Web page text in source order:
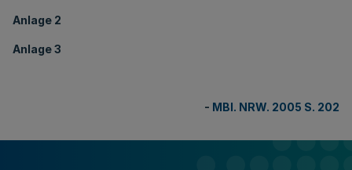
Anlage 2
Anlage 3
- MBl. NRW. 2005 S. 202